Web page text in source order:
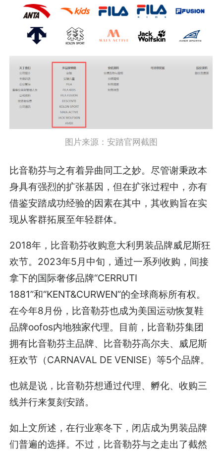
图片来源：安踏官网截图
比音勒芬与之有着异曲同工之妙。尽管谢秉政本
身具有强烈的扩张基因，但在扩张过程中，亦有
借鉴安踏成功经验的因素在其中，其收购旨在实
现从客群拓展至年轻群体。
2018年，比音勒芬收购意大利男装品牌威尼斯狂
欢节。2023年5月中旬，通过一系列收购，间接
拿下的国际奢侈品牌“CERRUTI
1881”和“KENT&CURWEN”的全球商标所有权。
在今年8月份，比音勒芬也成为美国运动恢复鞋
品牌oofos内地独家代理。目前，比音勒芬集团
拥有比音勒芬主品牌、比音勒芬高尔夫、威尼斯
狂欢节（CARNAVAL DE VENISE）等5个品牌。
也就是说，比音勒芬想通过代理、孵化、收购三
线并行来复刻安踏。
如上文所述，在行业寒冬下，闭店成为男装品牌
们普遍的选择。不过，比音勒芬与之走出了截然